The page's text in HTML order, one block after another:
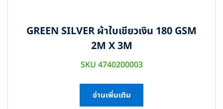
GREEN SILVER ผ้าใบเขียวเงิน 180 GSM
2M X 3M
SKU 4740200003
อ่านเพิ่มเติม